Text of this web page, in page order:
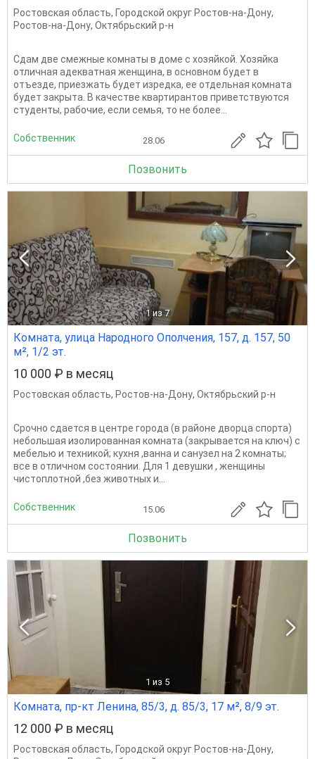
Ростовская область, Городской округ Ростов-на-Дону,
Ростов-на-Дону, Октябрьский р-н
Сдам две смежные комнаты в доме с хозяйкой. Хозяйка
отличная адекватная женщина, в основном будет в
отъезде, приезжать будет изредка, ее отдельная комната
будет закрыта. В качестве квартирантов приветствуются
студенты, рабочие, если семья, то не более...
Собственник 28.06
Позвонить
1 из 7
Комната, улица Народного Ополчения, 157, д. 157, 50
м², 1/2 эт.
10 000 ₽ в месяц
Ростовская область, Ростов-на-Дону, Октябрьский р-н
Срочно сдается в центре города (в районе дворца спорта)
небольшая изолированная комната (закрывается на ключ) с
мебелью и техникой; кухня ,ванна и санузел на 2 комнаты;
все в отличном состоянии. Для 1 девушки , женщины
чистоплотной ,без животных и...
Собственник 15.06
Позвонить
1 из 5
Комната, пр-кт Ленина, 85/3, д. 85/3, 17 м², 8/9 эт.
12 000 ₽ в месяц
Ростовская область, Городской округ Ростов-на-Дону,